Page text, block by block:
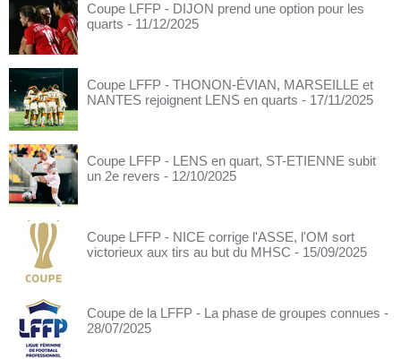
Coupe LFFP - DIJON prend une option pour les
quarts - 11/12/2025
Coupe LFFP - THONON-ÉVIAN, MARSEILLE et
NANTES rejoignent LENS en quarts - 17/11/2025
Coupe LFFP - LENS en quart, ST-ETIENNE subit
un 2e revers - 12/10/2025
Coupe LFFP - NICE corrige l'ASSE, l'OM sort
victorieux aux tirs au but du MHSC - 15/09/2025
Coupe de la LFFP - La phase de groupes connues -
28/07/2025